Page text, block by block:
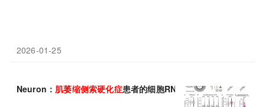
2026-01-25
Neuron： 肌萎缩侧索硬化症患者的细胞RNA质量控制系统存在故